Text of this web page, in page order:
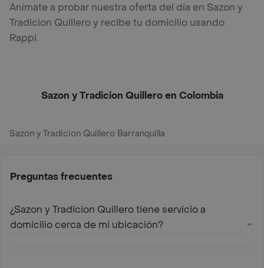
Anímate a probar nuestra oferta del día en Sazon y
Tradicion Quillero y recibe tu domicilio usando
Rappi.
Sazon y Tradicion Quillero en Colombia
Sazon y Tradicion Quillero Barranquilla
Preguntas frecuentes
¿Sazon y Tradicion Quillero tiene servicio a
domicilio cerca de mi ubicación?